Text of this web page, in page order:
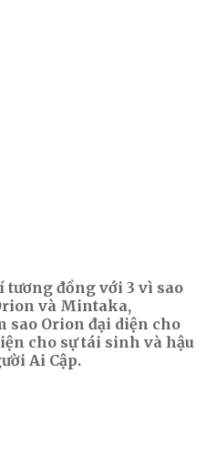
đồng với 3 vì sao
và Mintaka,
Orion đại diện cho
cho sự tái sinh và hậu
Ai Cập.